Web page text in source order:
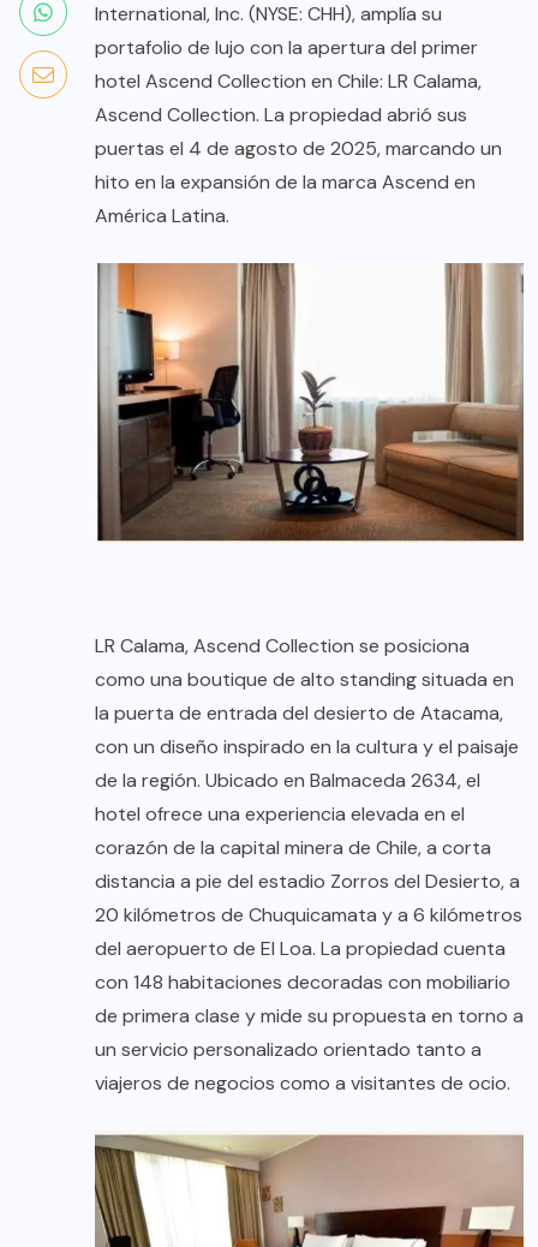
International, Inc. (NYSE: CHH), amplía su
portafolio de lujo con la apertura del primer
hotel Ascend Collection en Chile: LR Calama,
Ascend Collection. La propiedad abrió sus
puertas el 4 de agosto de 2025, marcando un
hito en la expansión de la marca Ascend en
América Latina.
LR Calama, Ascend Collection se posiciona
como una boutique de alto standing situada en
la puerta de entrada del desierto de Atacama,
con un diseño inspirado en la cultura y el paisaje
de la región. Ubicado en Balmaceda 2634, el
hotel ofrece una experiencia elevada en el
corazón de la capital minera de Chile, a corta
distancia a pie del estadio Zorros del Desierto, a
20 kilómetros de Chuquicamata y a 6 kilómetros
del aeropuerto de El Loa. La propiedad cuenta
con 148 habitaciones decoradas con mobiliario
de primera clase y mide su propuesta en torno a
un servicio personalizado orientado tanto a
viajeros de negocios como a visitantes de ocio.